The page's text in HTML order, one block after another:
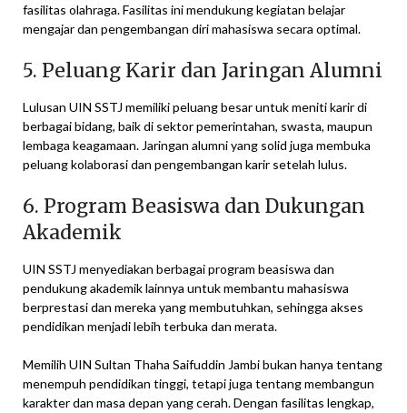
fasilitas olahraga. Fasilitas ini mendukung kegiatan belajar
mengajar dan pengembangan diri mahasiswa secara optimal.
5. Peluang Karir dan Jaringan Alumni
Lulusan UIN SSTJ memiliki peluang besar untuk meniti karir di
berbagai bidang, baik di sektor pemerintahan, swasta, maupun
lembaga keagamaan. Jaringan alumni yang solid juga membuka
peluang kolaborasi dan pengembangan karir setelah lulus.
6. Program Beasiswa dan Dukungan
Akademik
UIN SSTJ menyediakan berbagai program beasiswa dan
pendukung akademik lainnya untuk membantu mahasiswa
berprestasi dan mereka yang membutuhkan, sehingga akses
pendidikan menjadi lebih terbuka dan merata.
Memilih UIN Sultan Thaha Saifuddin Jambi bukan hanya tentang
menempuh pendidikan tinggi, tetapi juga tentang membangun
karakter dan masa depan yang cerah. Dengan fasilitas lengkap,